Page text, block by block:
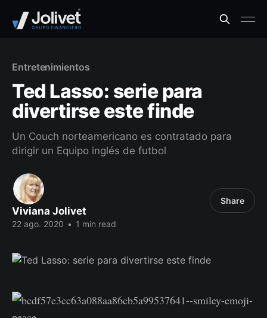
Entretenimientos
Ted Lasso: serie para
divertirse este finde
Un Couch norteamericano es contratado para
dirigir un Equipo inglés de futbol
Viviana Jolivet
22 ago. 2020 • 1 min read
Share